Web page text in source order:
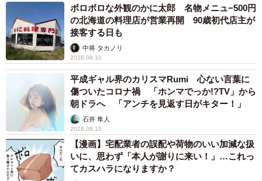
ボロボロな外観のかに太郎 名物メニュ−500円
の北海道の料理店が営業再開 90歳初代店主が
接客する日も
中将 タカノリ
2026.08.10
平成ギャル界のカリスマRumi 心ない言葉に
傷ついたコロナ禍 「ホンマでっか!?TV」から
朝ドラへ 「アンチを見返す日がキター！」
石井 隼人
2026.08.10
【漫画】宅配業者の誤配や荷物のいい加減な扱
いに、思わず「本人が謝りに来い！」…これっ
てカスハラになりますか？